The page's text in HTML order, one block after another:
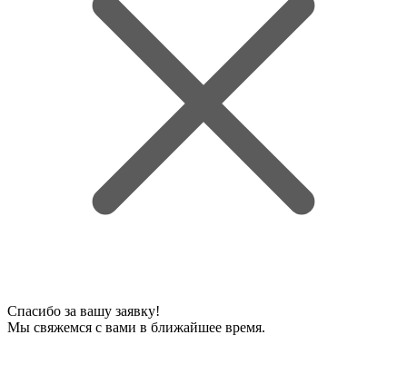
Спасибо за вашу заявку!
Мы свяжемся с вами в ближайшее время.